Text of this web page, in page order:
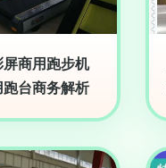
商用跑步机
台商务解析